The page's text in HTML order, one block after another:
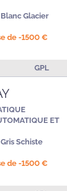
Blanc Glacier
de -1500 €
GPL
ET
Gris Schiste
de -1500 €